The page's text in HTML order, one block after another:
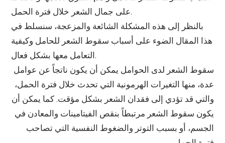
على جمال الشعر خلال فترة الحمل.
بالنظر إلى هذه المشكلة الشائعة والمزعجة، سنسلط في
هذا المقال الضوء على أسباب سقوط الشعر للحامل وكيفية
التعامل معها بشكل فعال.
سقوط الشعر لدى الحوامل يمكن أن يكون ناتجاً عن عوامل
عدة، منها التغيرات الهرمونية التي تحدث خلال فترة الحمل،
والتي قد تؤدي إلى فقدان الشعر بشكل مؤقت. كما يمكن أن
يكون سقوط الشعر مرتبطاً بنقص الفيتامينات والمعادن في
الجسم، أو بسبب التوتر والضغوط النفسية التي تصاحب